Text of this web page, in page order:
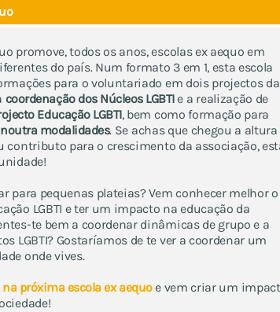
promove, todos os anos, escolas ex aequo em
do país. Num formato 3 em 1, esta escola
para o voluntariado em dois projectos da
coordenação dos Núcleos LGBTIe a realização de
Educação LGBTI, bem como formação para
modalidades. Se achas que chegou a altura
contributo para o crescimento da associação,
para pequenas plateias? Vem conhecer melhor o
LGBTI e ter um impacto na educação da
te bem a coordenar dinâmicas de grupo e a
LGBTI? Gostaríamos de te ver a coordenar um
onde vives.
próxima escola ex aequoe vem criar um